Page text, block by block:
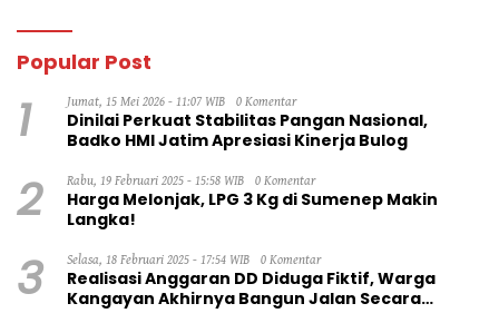
Popular Post
1 Jumat, 15 Mei 2026 - 11:07 WIB 0 Komentar
Dinilai Perkuat Stabilitas Pangan Nasional,
Badko HMI Jatim Apresiasi Kinerja Bulog
2 Rabu, 19 Februari 2025 - 15:58 WIB 0 Komentar
Harga Melonjak, LPG 3 Kg di Sumenep Makin
Langka!
3 Selasa, 18 Februari 2025 - 17:54 WIB 0 Komentar
Realisasi Anggaran DD Diduga Fiktif, Warga
Kangayan Akhirnya Bangun Jalan Secara